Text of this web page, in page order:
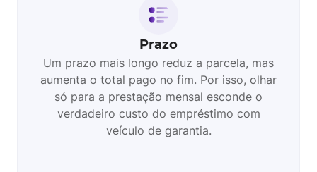
Prazo
Um prazo mais longo reduz a parcela, mas
aumenta o total pago no fim. Por isso, olhar
só para a prestação mensal esconde o
verdadeiro custo do empréstimo com
veículo de garantia.